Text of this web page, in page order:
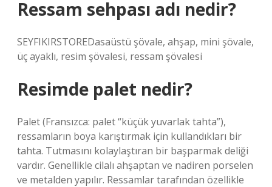
Ressam sehpası adı nedir?
SEYFIKIRSTOREDasaüstü şövale, ahşap, mini şövale,
üç ayaklı, resim şövalesi, ressam şövalesi
Resimde palet nedir?
Palet (Fransızca: palet “küçük yuvarlak tahta”),
ressamların boya karıştırmak için kullandıkları bir
tahta. Tutmasını kolaylaştıran bir başparmak deliği
vardır. Genellikle cilalı ahşaptan ve nadiren porselen
ve metalden yapılır. Ressamlar tarafından özellikle